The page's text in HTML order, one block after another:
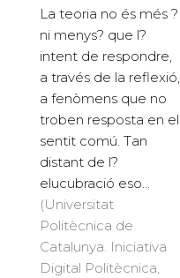
La teoria no és més ?
ni menys? que l?
intent de respondre,
a través de la reflexió,
a fenòmens que no
troben resposta en el
sentit comú. Tan
distant de l?
elucubració eso...
(Universitat
Politècnica de
Catalunya. Iniciativa
Digital Politècnica,